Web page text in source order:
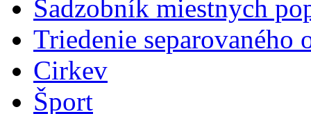
Sadzobník miestnych
Triedenie separovaného
Cirkev
Šport